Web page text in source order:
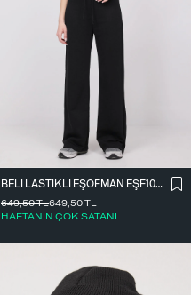
BELI LASTIKLI EŞOFMAN EŞF10308-P10
649,50TL
HAFTANIN ÇOK SATANI
649,50TL